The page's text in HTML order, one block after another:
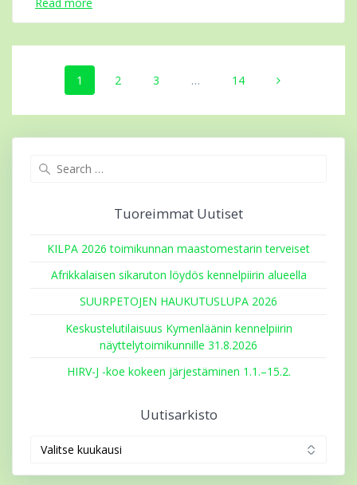
Read more
Posts
navigation
Page
1 Page
2 Page
3 … Page
14
Tuoreimmat Uutiset
KILPA 2026 toimikunnan maastomestarin terveiset
Afrikkalaisen sikaruton löydös kennelpiirin alueella
SUURPETOJEN HAUKUTUSLUPA 2026
Keskustelutilaisuus Kymenläänin kennelpiirin
näyttelytoimikunnille 31.8.2026
HIRV-J -koe kokeen järjestäminen 1.1.–15.2.
Uutisarkisto